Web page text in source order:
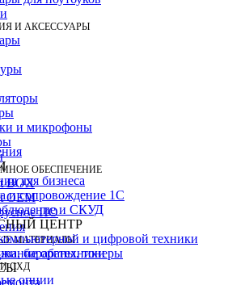
И АКСЕССУАРЫ
и микрофоны
ОБЕСПЕЧЕНИЕ
BOX
OEM
ПО
МАТЕРИАЛЫ
барабаны, тонеры
СХД
опции
для бизнеса
и сопровождение 1C
и СКУД
ЦЕНТР
и цифровой техники
оргтехники